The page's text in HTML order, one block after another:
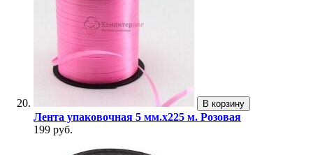
В корзину
Лента упаковочная 5 мм.х225 м. Розовая
199 руб.